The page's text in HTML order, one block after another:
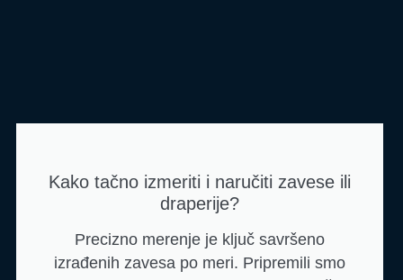
Kako tačno izmeriti i naručiti zavese ili
draperije?
Precizno merenje je ključ savršeno
izrađenih zavesa po meri. Pripremili smo